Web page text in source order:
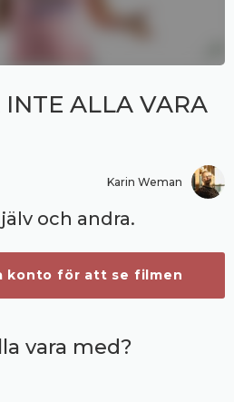
Karin Weman
ALLA VARA
och andra.
konto för att se filmen
vara med?